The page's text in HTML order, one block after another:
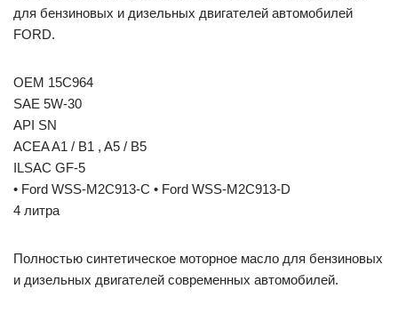
для бензиновых и дизельных двигателей автомобилей
FORD.
OEM 15C964
SAE 5W-30
API SN
ACEA A1 / B1 , A5 / B5
ILSAC GF-5
• Ford WSS-M2C913-C • Ford WSS-M2C913-D
4 литра
Полностью синтетическое моторное масло для бензиновых
и дизельных двигателей современных автомобилей.